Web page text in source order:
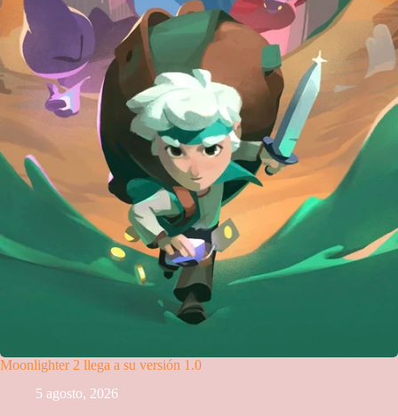
Moonlighter 2 llega a su versión 1.0
5 agosto, 2026